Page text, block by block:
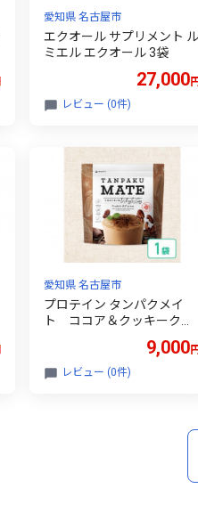
愛知県 名古屋市
エクオール サプリメント ル
ミエル エクオール 3袋
27,000円
レビュー (0件)
愛知県 名古屋市
プロテイン タンパクメイ
ト ココア＆クッキークラ
9,000円
レビュー (0件)